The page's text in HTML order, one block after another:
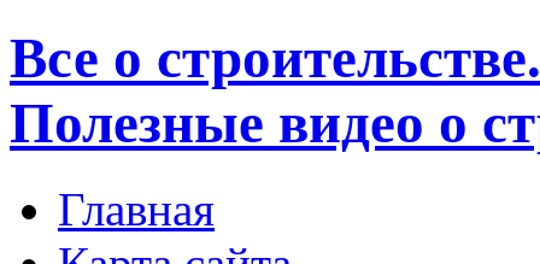
Все о
Полезные видео о
Главная